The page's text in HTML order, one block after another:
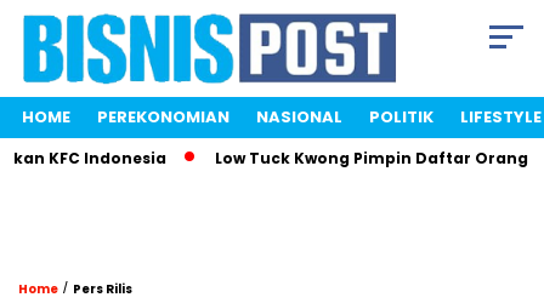
HOME PEREKONOMIAN NASIONAL POLITIK LIFESTYLE
KFC Indonesia Low Tuck Kwong Pimpin Daftar Orang
Home / Pers Rilis